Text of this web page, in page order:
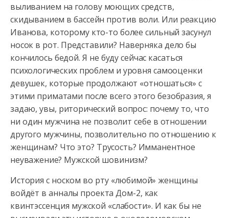
выливанием на голову моющих средств,
скидыванием в бассейн против воли. Или реакцию
Иванова, которому кто-то более сильный засунул
носок в рот. Представили? Наверняка дело бы
кончилось бедой. Я не буду сейчас касаться
психологических проблем и уровня самооценки
девушек, которые продолжают «отношаться» с
этими приматами после всего этого безобразия, я
задаю, увы, риторический вопрос: почему то, что
ни один мужчина не позволит себе в отношении
другого мужчины, позволительно по отношению к
женщинам? Что это? Трусость? Имманентное
неуважение? Мужской шовинизм?
История с носком во рту «любимой» женщины
войдёт в анналы проекта Дом-2, как
квинтэссенция мужской «слабости». И как бы не